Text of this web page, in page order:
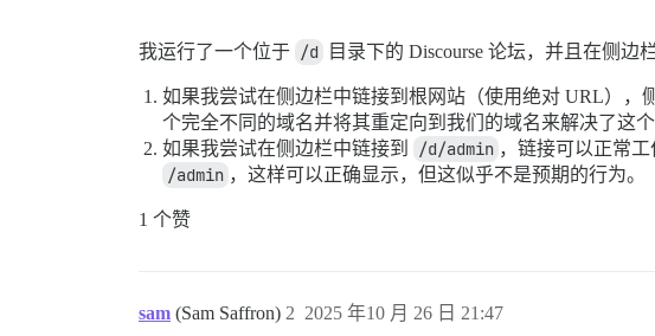
我运行了一个位于 /d 目录下的 Discourse 论坛，并且在侧边
如果我尝试在侧边栏中链接到根网站（使用绝对 URL），
个完全不同的域名并将其重定向到我们的域名来解决了这
如果我尝试在侧边栏中链接到
/d/admin ，链接可以正常
/admin ，这样可以正确显示，但这似乎不是预期的行为。
1 个赞
sam (Sam Saffron) 2025 年10 月 26 日 21:47
2